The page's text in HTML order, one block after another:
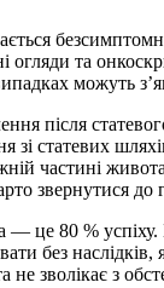
огляди та
можуть
після
зі статевих
частині
звернутися до
— це 80 % успіху.
без
не зволікає з